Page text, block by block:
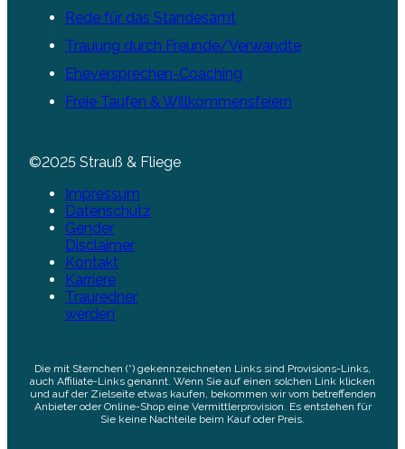
Rede für das Standesamt
Trauung durch Freunde/Verwandte
Eheversprechen-Coaching
Freie Taufen & Willkommensfeiern
©2025 Strauß & Fliege
Impressum
Datenschutz
Gender
Disclaimer
Kontakt
Karriere
Trauredner
werden
Die mit Sternchen (*) gekennzeichneten Links sind Provisions-Links,
auch Affiliate-Links genannt. Wenn Sie auf einen solchen Link klicken
und auf der Zielseite etwas kaufen, bekommen wir vom betreffenden
Anbieter oder Online-Shop eine Vermittlerprovision. Es entstehen für
Sie keine Nachteile beim Kauf oder Preis.